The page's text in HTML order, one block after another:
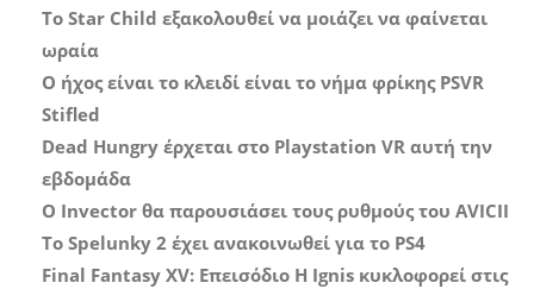
Το Star Child εξακολουθεί να μοιάζει να φαίνεται
ωραία
Ο ήχος είναι το κλειδί είναι το νήμα φρίκης PSVR
Stifled
Dead Hungry έρχεται στο Playstation VR αυτή την
εβδομάδα
Ο Invector θα παρουσιάσει τους ρυθμούς του AVICII
Το Spelunky 2 έχει ανακοινωθεί για το PS4
Final Fantasy XV: Επεισόδιο Η Ignis κυκλοφορεί στις